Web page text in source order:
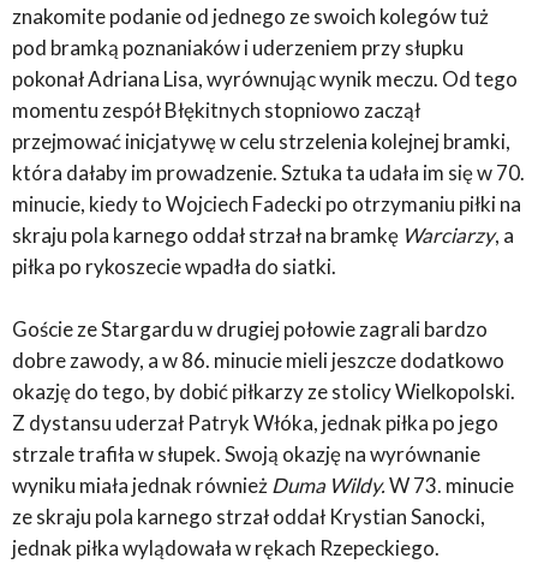
znakomite podanie od jednego ze swoich kolegów tuż
pod bramką poznaniaków i uderzeniem przy słupku
pokonał Adriana Lisa, wyrównując wynik meczu. Od tego
momentu zespół Błękitnych stopniowo zaczął
przejmować inicjatywę w celu strzelenia kolejnej bramki,
która dałaby im prowadzenie. Sztuka ta udała im się w 70.
minucie, kiedy to Wojciech Fadecki po otrzymaniu piłki na
skraju pola karnego oddał strzał na bramkę Warciarzy, a
piłka po rykoszecie wpadła do siatki.
Goście ze Stargardu w drugiej połowie zagrali bardzo
dobre zawody, a w 86. minucie mieli jeszcze dodatkowo
okazję do tego, by dobić piłkarzy ze stolicy Wielkopolski.
Z dystansu uderzał Patryk Włóka, jednak piłka po jego
strzale trafiła w słupek. Swoją okazję na wyrównanie
wyniku miała jednak równieżDuma Wildy.W 73. minucie
ze skraju pola karnego strzał oddał Krystian Sanocki,
jednak piłka wylądowała w rękach Rzepeckiego.